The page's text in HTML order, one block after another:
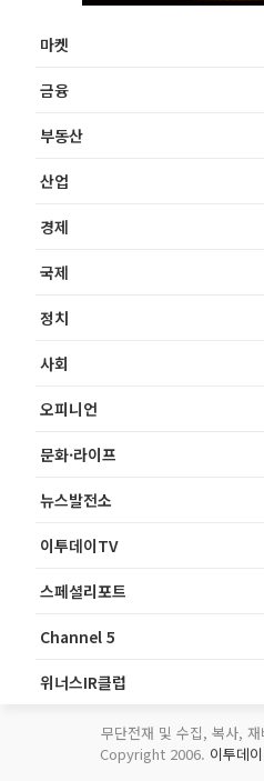
마켓
금융
부동산
산업
경제
국제
정치
사회
오피니언
문화·라이프
뉴스발전소
이투데이TV
스페셜리포트
Channel 5
위너스IR클럽
무단전재 및 수집, 복사,
Copyright 2006. 이투데이